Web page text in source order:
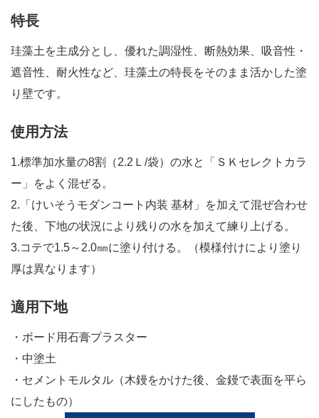
特長
珪藻土を主成分とし、優れた調湿性、断熱効果、吸音性・
遮音性、耐火性など、珪藻土の特長をそのまま活かした塗
り壁です。
使用方法
1.標準加水量の8割（2.2Ｌ/袋）の水と「ＳＫセレクトカラ
ー」をよく混ぜる。
2.「けいそうモダンコート内装 基材」を加えて混ぜ合わせ
た後、下地の状況により残りの水を加えて練り上げる。
3.コテで1.5～2.0㎜に塗り付ける。（模様付けにより塗り
厚は異なります）
適用下地
・ボード用石膏プラスター
・中塗土
・セメントモルタル（木鏝をかけた後、金鏝で表面を平ら
にしたもの）